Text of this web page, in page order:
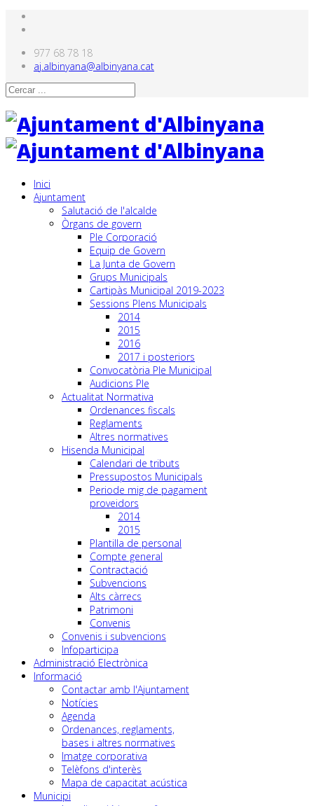
977 68 78 18
aj.albinyana@albinyana.cat
Inici
Ajuntament
Salutació de l'alcalde
Òrgans de govern
Ple Corporació
Equip de Govern
La Junta de Govern
Grups Municipals
Cartipàs Municipal 2019-2023
Sessions Plens Municipals
2014
2015
2016
2017 i posteriors
Convocatòria Ple Municipal
Audicions Ple
Actualitat Normativa
Ordenances fiscals
Reglaments
Altres normatives
Hisenda Municipal
Calendari de tributs
Pressupostos Municipals
Periode mig de pagament
proveidors
2014
2015
Plantilla de personal
Compte general
Contractació
Subvencions
Alts càrrecs
Patrimoni
Convenis
Convenis i subvencions
Infoparticipa
Administració Electrònica
Informació
Contactar amb l'Ajuntament
Notícies
Agenda
Ordenances, reglaments,
bases i altres normatives
Imatge corporativa
Telèfons d'interès
Mapa de capacitat acústica
Municipi